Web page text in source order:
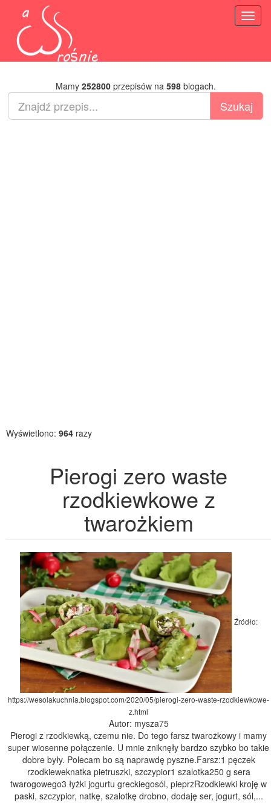
Mamy 252800przepisów na 598blogach.
Wyświetlono: 964 razy
Pierogi zero waste
rzodkiewkowe z
twarożkiem
Źródło:
https://wesolakuchnia.blogspot.com/2020/05/pierogi-zero-waste-rzodkiewkowe-
z.html
Autor: mysza75
Pierogi z rzodkiewką, czemu nie. Do tego farsz twarożkowy i mamy
super wiosenne połączenie. U mnie zniknęły bardzo szybko bo takie
dobre były. Polecam bo są naprawdę pyszne.Farsz:1 pęczek
rzodkieweknatka pietruszki, szczypior1 szalotka250 g sera
twarogowego3 łyżki jogurtu greckiegosól, pieprzRzodkiewki kroję w
paski, szczypior, natkę, szalotkę drobno, dodaję ser, jogurt, sól,...